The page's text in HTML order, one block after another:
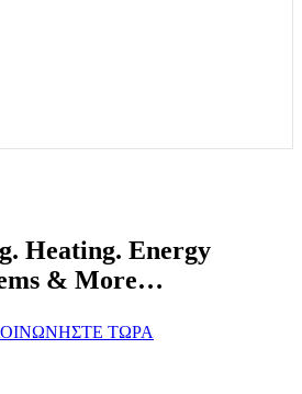
Heating. Energy
& More…
ΤΩΡΑ